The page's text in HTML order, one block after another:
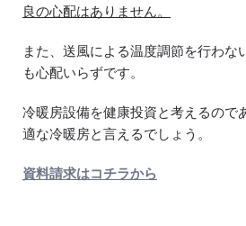
良の心配はありません。
また、送風による温度調節を行わな
も心配いらずです。
冷暖房設備を健康投資と考えるので
適な冷暖房と言えるでしょう。
資料請求はコチラから